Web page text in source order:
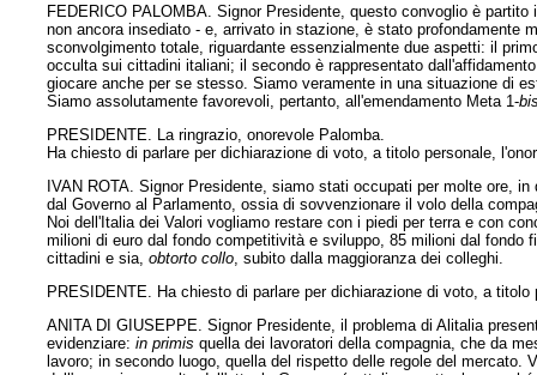
FEDERICO PALOMBA. Signor Presidente, questo convoglio è
non ancora insediato - e, arrivato in stazione, è stato
sconvolgimento totale, riguardante essenzialmente due aspetti: il
occulta sui cittadini italiani; il secondo è rappresentato
giocare anche per se stesso. Siamo veramente in una situazione di
Siamo assolutamente favorevoli, pertanto, all'emendamento Meta 1-
PRESIDENTE. La ringrazio, onorevole Palomba.
Ha chiesto di parlare per dichiarazione di voto, a titolo personale,
IVAN ROTA. Signor Presidente, siamo stati occupati per molte ore,
dal Governo al Parlamento, ossia di sovvenzionare il volo della
Noi dell'Italia dei Valori vogliamo restare con i piedi per terra e con
milioni di euro dal fondo competitività e sviluppo, 85 milioni dal
cittadini e sia,obtorto collo , subito dalla maggioranza dei colleghi.
PRESIDENTE. Ha chiesto di parlare per dichiarazione di voto, a
ANITA DI GIUSEPPE. Signor Presidente, il problema di Alitalia
evidenziare:in primis quella dei lavoratori della compagnia, che da
lavoro; in secondo luogo, quella del rispetto delle regole del